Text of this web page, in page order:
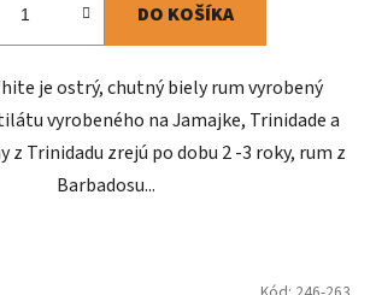
DO KOŠÍKA
je ostrý, chutný biely rum vyrobený
vyrobeného na Jamajke, Trinidade a
z Trinidadu zrejú po dobu 2 -3 roky, rum z
Barbadosu...